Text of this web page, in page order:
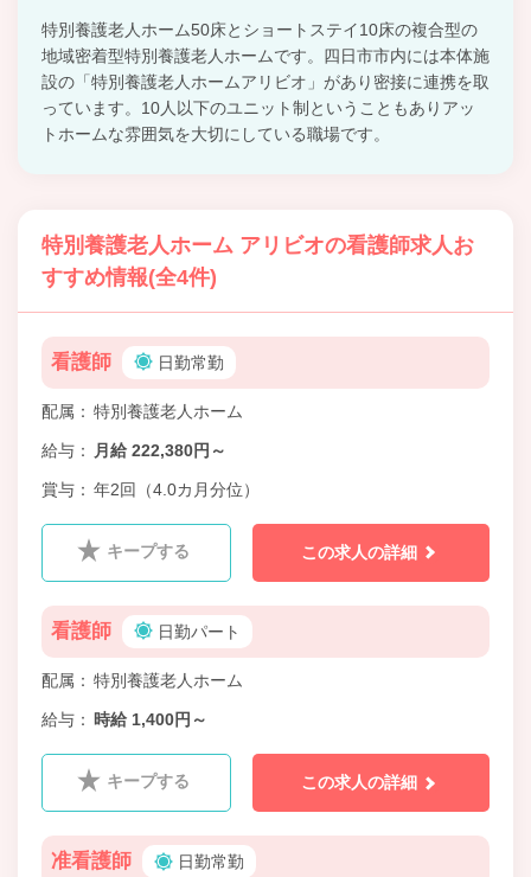
特別養護老人ホーム50床とショートステイ10床の複合型の
地域密着型特別養護老人ホームです。四日市市内には本体施
設の「特別養護老人ホームアリビオ」があり密接に連携を取
っています。10人以下のユニット制ということもありアッ
トホームな雰囲気を大切にしている職場です。
特別養護老人ホーム アリビオの看護師求人お
すすめ情報(全4件)
看護師 日勤常勤
配属 特別養護老人ホーム
給与 月給 222,380円～
賞与 年2回（4.0カ月分位）
キープする この求人の詳細
看護師 日勤パート
配属 特別養護老人ホーム
給与 時給 1,400円～
キープする この求人の詳細
准看護師 日勤常勤